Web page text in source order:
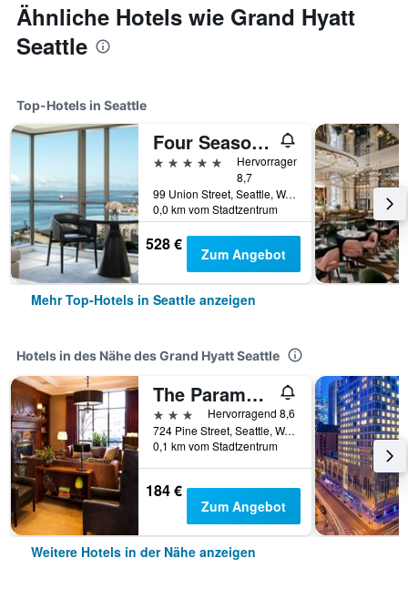
Ähnliche Hotels wie Grand Hyatt
Seattle
Top-Hotels in Seattle
Four Seasons Hotel Seattle
5 Sterne
Hervorragend
8,7
99 Union Street, Seattle, WA, USA
0,0 km vom Stadtzentrum
528 € Zum Angebot
Mehr Top-Hotels in Seattle anzeigen
Hotels in des Nähe des Grand Hyatt Seattle
The Paramount Hotel
3 Sterne
Hervorragend 8,6
724 Pine Street, Seattle, WA, USA
0,1 km vom Stadtzentrum
184 €
Zum Angebot
Weitere Hotels in der Nähe anzeigen